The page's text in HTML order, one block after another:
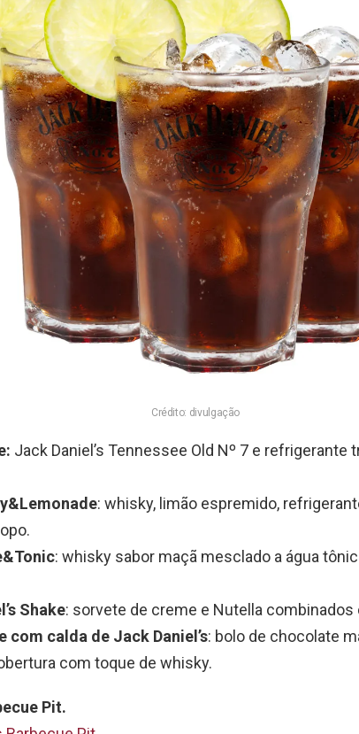
Crédito: divulgação
Jack Daniel’s Tennessee Old Nº 7 e refrigerante
: whisky, limão espremido,
: whisky sabor maçã mesclado a água
Shake: sorvete de creme e Nutella combinados
com calda de Jack Daniel’s: bolo de chocolate
com toque de whisky.
Pit.